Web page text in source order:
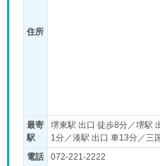
住所
最寄
駅
堺東駅 出口 徒歩8分／堺駅
1分／湊駅 出口 車13分／三
電話
072-221-2222